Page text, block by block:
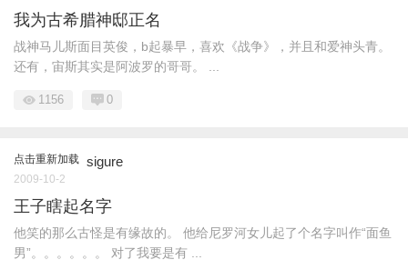
我为古希腊神邸正名
战神马儿斯面目英俊，b起暴早，喜欢《战争》，并且和爱神头青。
还有，宙斯其实是阿波罗的哥哥。 ...
1156 0
点击重新加载 sigure
2009-10-2
王子瞎起名字
他笑的那么古怪是有缘故的。 他给尼罗河女儿起了个名字叫作“面鱼
男”。。。。。。 对了我要是有 ...